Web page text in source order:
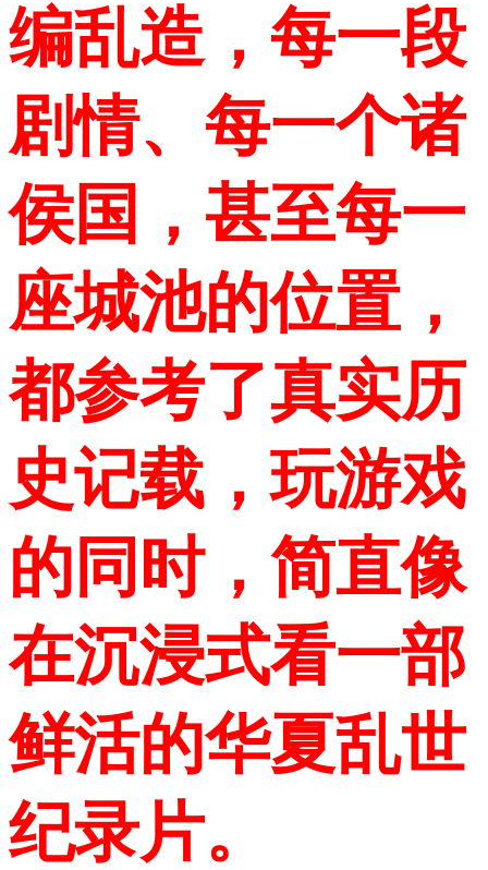
编乱造，每一段
剧情、每一个诸
侯国，甚至每一
座城池的位置，
都参考了真实历
史记载，玩游戏
的同时，简直像
在沉浸式看一部
鲜活的华夏乱世
纪录片。